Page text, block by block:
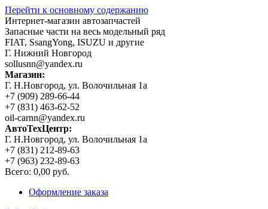
Перейти к основному содержанию
Интернет-магазин автозапчастей
Запасные части на весь модельный ряд
FIAT, SsangYong, ISUZU и другие
Г. Нижний Новгород
sollusnn@yandex.ru
Магазин:
Г. Н.Новгород, ул. Волочильная 1а
+7 (909) 289-66-44
+7 (831) 463-62-52
oil-carnn@yandex.ru
АвтоТехЦентр:
Г. Н.Новгород, ул. Волочильная 1а
+7 (831) 212-89-63
+7 (963) 232-89-63
Всего: 0,00 руб.
Оформление заказа